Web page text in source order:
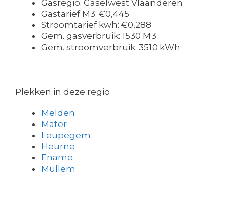
Gasregio: Gaselwest Vlaanderen
Gastarief M3: €0,445
Stroomtarief kwh: €0,288
Gem. gasverbruik: 1530 M3
Gem. stroomverbruik: 3510 kWh
Plekken in deze regio
Melden
Mater
Leupegem
Heurne
Ename
Mullem